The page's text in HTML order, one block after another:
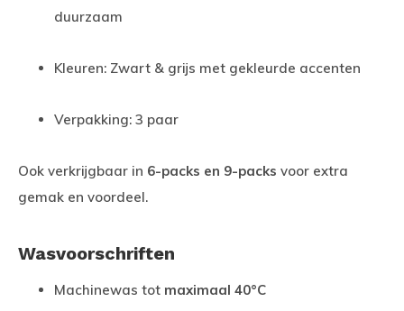
duurzaam
Kleuren: Zwart & grijs met gekleurde accenten
Verpakking: 3 paar
Ook verkrijgbaar in 6-packs en 9-packs voor extra
gemak en voordeel.
Wasvoorschriften
Machinewas tot maximaal 40°C